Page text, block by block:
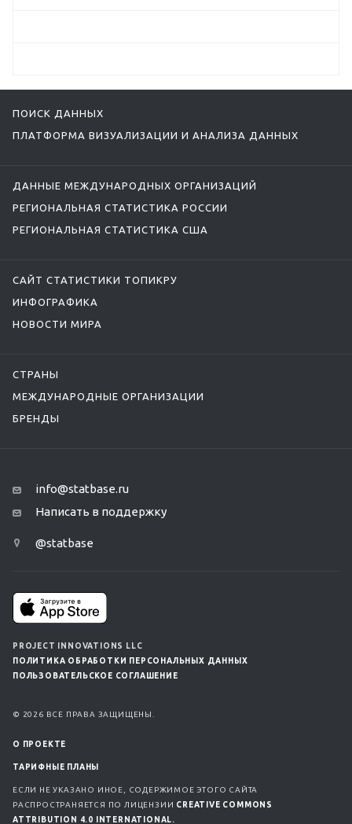
ПОИСК ДАННЫХ
ПЛАТФОРМА ВИЗУАЛИЗАЦИИ И АНАЛИЗА ДАННЫХ
ДАННЫЕ МЕЖДУНАРОДНЫХ ОРГАНИЗАЦИЙ
РЕГИОНАЛЬНАЯ СТАТИСТИКА РОССИИ
РЕГИОНАЛЬНАЯ СТАТИСТИКА США
САЙТ СТАТИСТИКИ ТОПИКРУ
ИНФОГРАФИКА
НОВОСТИ МИРА
СТРАНЫ
МЕЖДУНАРОДНЫЕ ОРГАНИЗАЦИИ
БРЕНДЫ
info@statbase.ru
Написать в поддержку
@statbase
PROJECT INNOVATIONS LLC
ПОЛИТИКА ОБРАБОТКИ ПЕРСОНАЛЬНЫХ ДАННЫХ
ПОЛЬЗОВАТЕЛЬСКОЕ СОГЛАШЕНИЕ
© 2026 ВСЕ ПРАВА ЗАЩИЩЕНЫ.
О ПРОЕКТЕ
ТАРИФНЫЕ ПЛАНЫ
ЕСЛИ НЕ УКАЗАНО ИНОЕ, СОДЕРЖИМОЕ ЭТОГО САЙТА
РАСПРОСТРАНЯЕТСЯ ПО ЛИЦЕНЗИИ CREATIVE COMMONS
ATTRIBUTION 4.0 INTERNATIONAL.